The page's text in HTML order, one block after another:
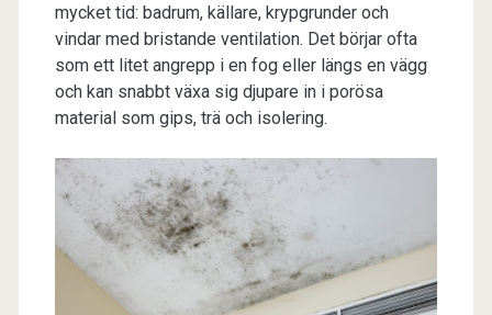
mycket tid: badrum, källare, krypgrunder och
vindar med bristande ventilation. Det börjar ofta
som ett litet angrepp i en fog eller längs en vägg
och kan snabbt växa sig djupare in i porösa
material som gips, trä och isolering.